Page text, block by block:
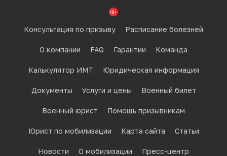
Консультация по призыву Расписание болезней
О компании FAQ Гарантии Команда
Калькулятор ИМТ Юридическая информация
Документы Услуги и цены Военный билет
Военный юрист Помощь призывникам
Юрист по мобилизации Карта сайта Статьи
Новости О мобилизации Пресс-центр